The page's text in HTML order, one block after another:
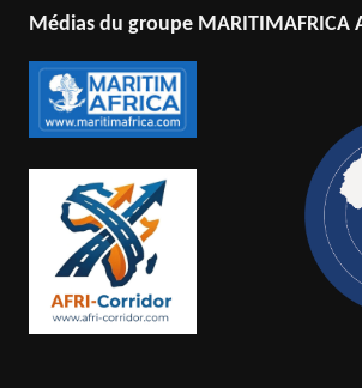
Médias du groupe MARITIMAFRICA